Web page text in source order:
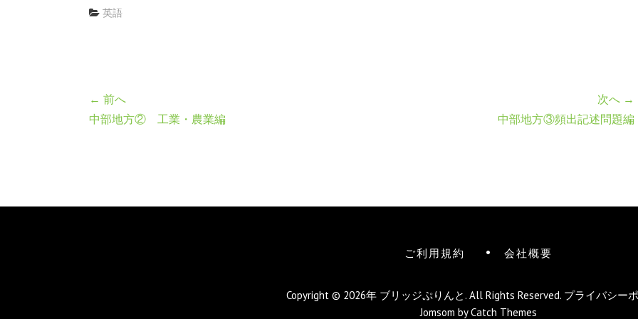
英語
← 前へ
中部地方② 工業・農業編
次へ →
中部地方③頻出記述問題編
ご利用規約 会社概要
Copyright © 2026年 ブリッジぷりんと . All Rights Reserved. プライバシー
Jomsom byCatch Themes